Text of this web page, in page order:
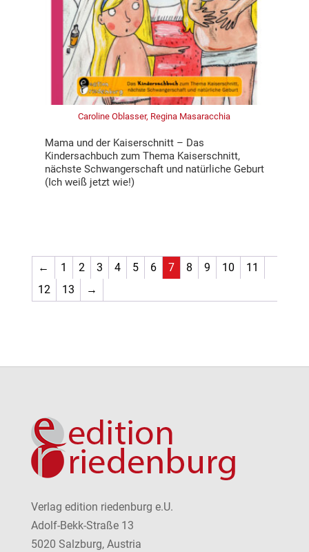
Caroline Oblasser, Regina Masaracchia
Mama und der Kaiserschnitt – Das
Kindersachbuch zum Thema Kaiserschnitt,
nächste Schwangerschaft und natürliche Geburt
(Ich weiß jetzt wie!)
← 1 2 3 4 5 6 7 8 9 10
11
12
13 →
Verlag edition riedenburg e.U.
Adolf-Bekk-Straße 13
5020 Salzburg, Austria